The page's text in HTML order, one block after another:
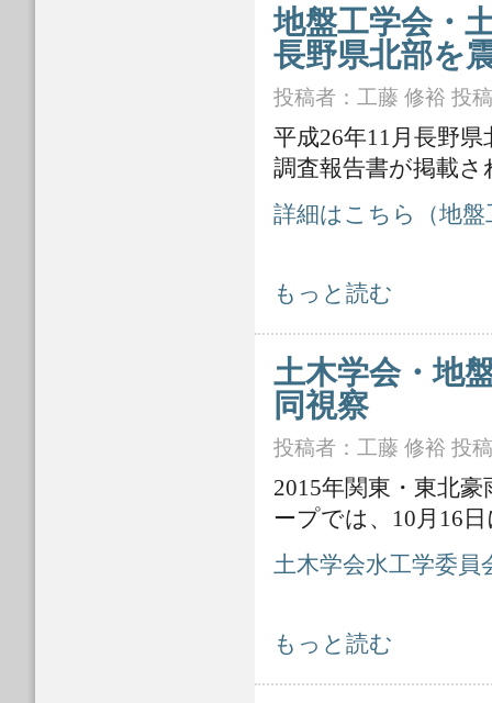
地盤工学会・
長野県北部を
投稿者： 工藤 修裕 投
平成26年11月長野
調査報告書が掲載さ
詳細はこちら（地
地盤工学会・土木学会地盤工学委
もっと読む
土木学会・地
同視察
投稿者： 工藤 修裕 投
2015年関東・東北
ープでは、10月16
土木学会水工学委員
土木学会・地盤工学会合同調査団
もっと読む